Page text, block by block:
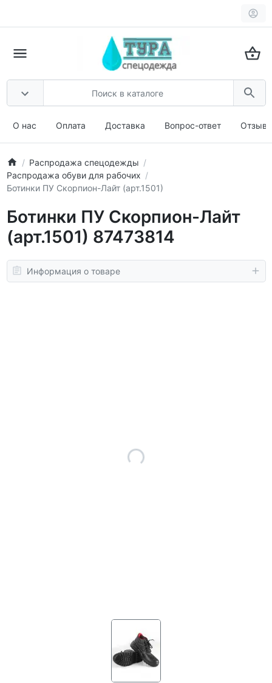
О нас Оплата Доставка Вопрос-ответ
Распродажа спецодежды
Распродажа обуви для рабочих
Ботинки ПУ Скорпион-Лайт (арт.1501)
Ботинки ПУ Скорпион-Лайт
(арт.1501) 87473814
Информация о товаре